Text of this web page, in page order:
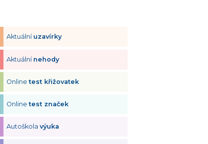
Aktuální uzavírky
Aktuální nehody
Onlinetest křižovatek
Onlinetest značek
Autoškolavýuka